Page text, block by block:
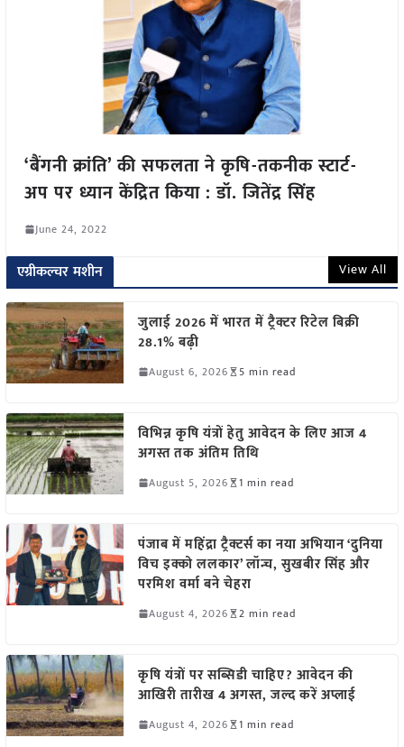
‘बैंगनी क्रांति’ की सफलता ने कृषि-तकनीक स्टार्ट-
अप पर ध्यान केंद्रित किया : डॉ. जितेंद्र सिंह
June 24, 2022
एग्रीकल्चर मशीन View All
जुलाई 2026 में भारत में ट्रैक्टर रिटेल बिक्री
28.1% बढ़ी
August 6, 2026 5 min read
विभिन्न कृषि यंत्रों हेतु आवेदन के लिए आज 4
अगस्त तक अंतिम तिथि
August 5, 2026 1 min read
पंजाब में महिंद्रा ट्रैक्टर्स का नया अभियान ‘दुनिया
विच इक्को ललकार’ लॉन्च, सुखबीर सिंह और
परमिश वर्मा बने चेहरा
August 4, 2026 2 min read
कृषि यंत्रों पर सब्सिडी चाहिए? आवेदन की
आखिरी तारीख 4 अगस्त, जल्द करें अप्लाई
August 4, 2026 1 min read